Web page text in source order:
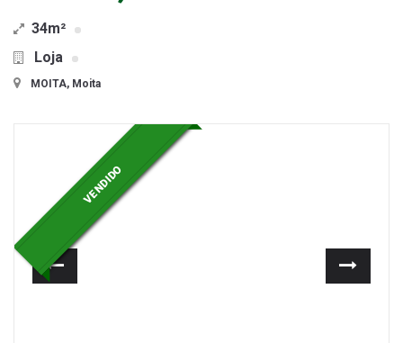
34m²
Loja
MOITA, Moita
VENDIDO
Anterior